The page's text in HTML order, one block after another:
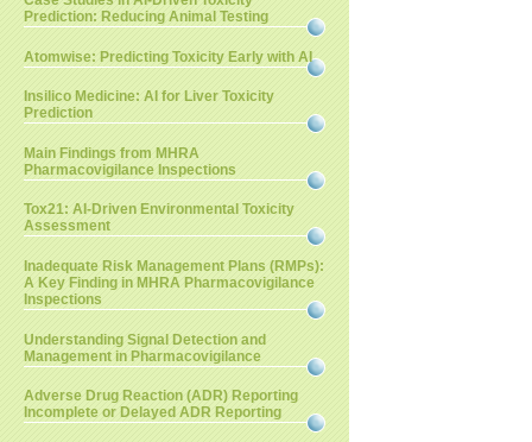
Prediction: Reducing Animal Testing
Atomwise: Predicting Toxicity Early with AI
Insilico Medicine: AI for Liver Toxicity
Prediction
Main Findings from MHRA
Pharmacovigilance Inspections
Tox21: AI-Driven Environmental Toxicity
Assessment
Inadequate Risk Management Plans (RMPs):
A Key Finding in MHRA Pharmacovigilance
Inspections
Understanding Signal Detection and
Management in Pharmacovigilance
Adverse Drug Reaction (ADR) Reporting
Incomplete or Delayed ADR Reporting